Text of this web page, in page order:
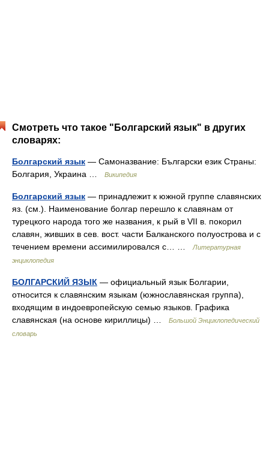
Смотреть что такое "Болгарский язык" в других
словарях:
Болгарский язык — Самоназвание: Български език Страны:
Болгария, Украина …
Википедия
Болгарский язык — принадлежит к южной группе славянских
яз. (см.). Наименование болгар перешло к славянам от
турецкого народа того же названия, к рый в VII в. покорил
славян, живших в сев. вост. части Балканского полуострова и с
течением времени ассимилировался с… …
Литературная
энциклопедия
БОЛГАРСКИЙ ЯЗЫК — официальный язык Болгарии,
относится к славянским языкам (южнославянская группа),
входящим в индоевропейскую семью языков. Графика
славянская (на основе кириллицы) …
Большой Энциклопедический
словарь